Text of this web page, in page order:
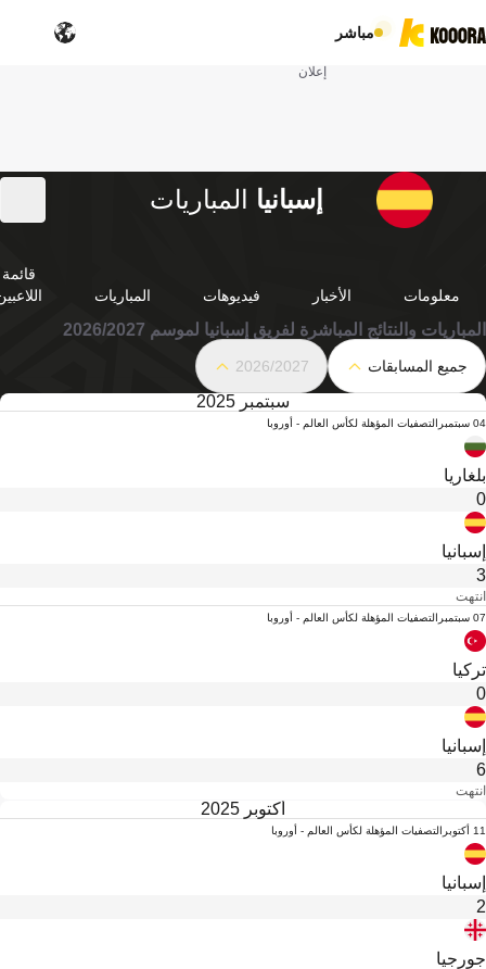
مباشر
إعلان
إسبانيا المباريات
معلومات الأخبار فيديوهات المباريات
قائمة
المباريات والنتائج المباشرة لفريق إسبانيا لموسم 2026/2027
جميع المسابقات 2026/2027
سبتمبر 2025
04 سبتمبر التصفيات المؤهلة لكأس العالم - أوروبا
بلغاريا
0
إسبانيا
3
انتهت
07 سبتمبر التصفيات المؤهلة لكأس العالم - أوروبا
تركيا
0
إسبانيا
6
انتهت
أكتوبر 2025
11 أكتوبر التصفيات المؤهلة لكأس العالم - أوروبا
إسبانيا
2
جورجيا